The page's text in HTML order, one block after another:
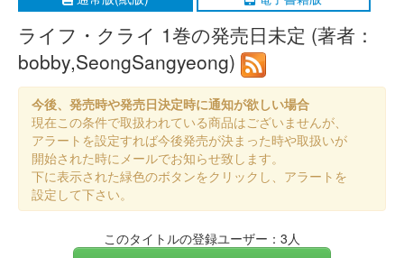
ライフ・クライ 1巻の発売日未定 (著者：
bobby,SeongSangyeong)
今後、発売時や発売日決定時に通知が欲しい場合
現在この条件で取扱われている商品はございませんが、
アラートを設定すれば今後発売が決まった時や取扱いが
開始された時にメールでお知らせ致します。
下に表示された緑色のボタンをクリックし、アラートを
設定して下さい。
このタイトルの登録ユーザー：3人